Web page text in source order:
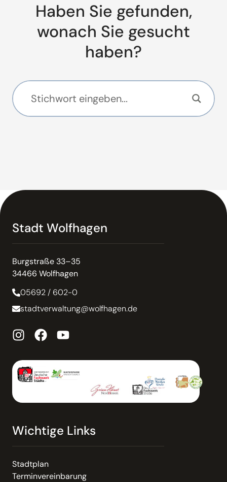
Haben Sie gefunden,
wonach Sie gesucht
haben?
Stadt Wolfhagen
Burgstraße 33–35
34466 Wolfhagen
05692 / 602-0
stadtverwaltung@wolfhagen.de
Wichtige Links
Stadtplan
Terminvereinbarung